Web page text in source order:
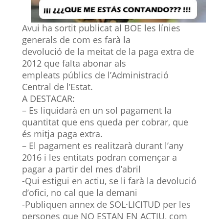
Avui ha sortit publicat al BOE les línies
generals de com es farà la
devolució de la meitat de la paga extra de
2012 que falta abonar als
empleats públics de l’Administració
Central de l’Estat.
A DESTACAR:
– Es liquidarà en un sol pagament la
quantitat que ens queda per cobrar, que
és mitja paga extra.
– El pagament es realitzarà durant l’any
2016 i les entitats podran començar a
pagar a partir del mes d’abril
-Qui estigui en actiu, se li farà la devolució
d’ofici, no cal que la demani
-Publiquen annex de SOL·LICITUD per les
persones que NO ESTAN EN ACTIU, com